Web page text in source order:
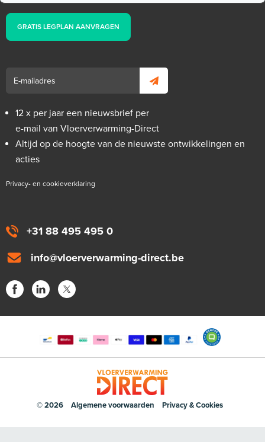
+31 88 495 495 0
info@vloerverwarming-direct.be
GRATIS LEGPLAN AANVRAGEN
12 x per jaar een nieuwsbrief per
e-mail van Vloerverwarming-Direct
Altijd op de hoogte van de nieuwste ontwikkelingen en
acties
Privacy- en cookieverklaring
© 2026 Algemene voorwaarden Privacy & Cookies